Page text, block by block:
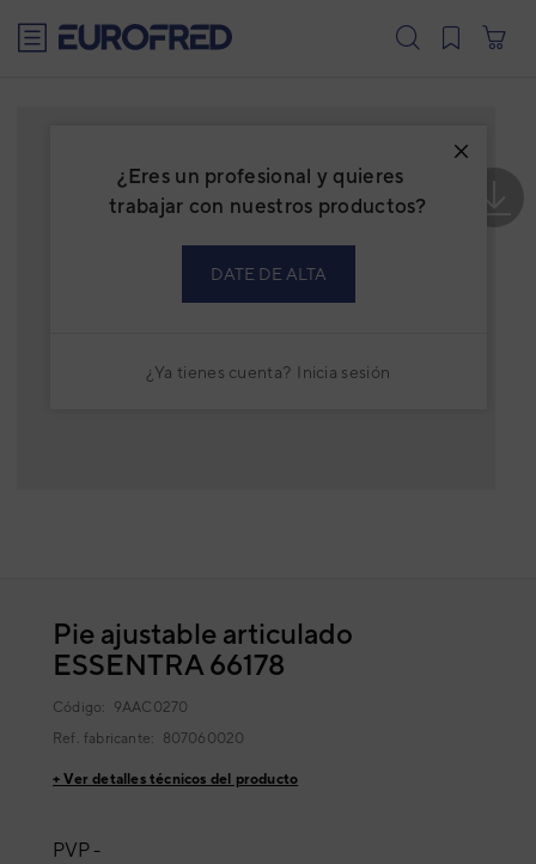
¿Eres un profesional y quieres
trabajar con nuestros productos?
DATE DE ALTA
¿Ya tienes cuenta? Inicia sesión
Pie ajustable articulado
ESSENTRA 66178
Código: 9AAC0270
Ref. fabricante: 807060020
+ Ver detalles técnicos del producto
PVP -